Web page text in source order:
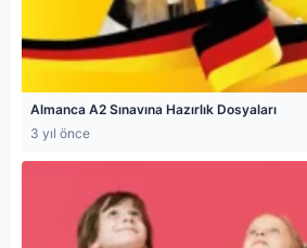
Almanca A2 Sınavına Hazırlık Dosyaları
3 yıl önce